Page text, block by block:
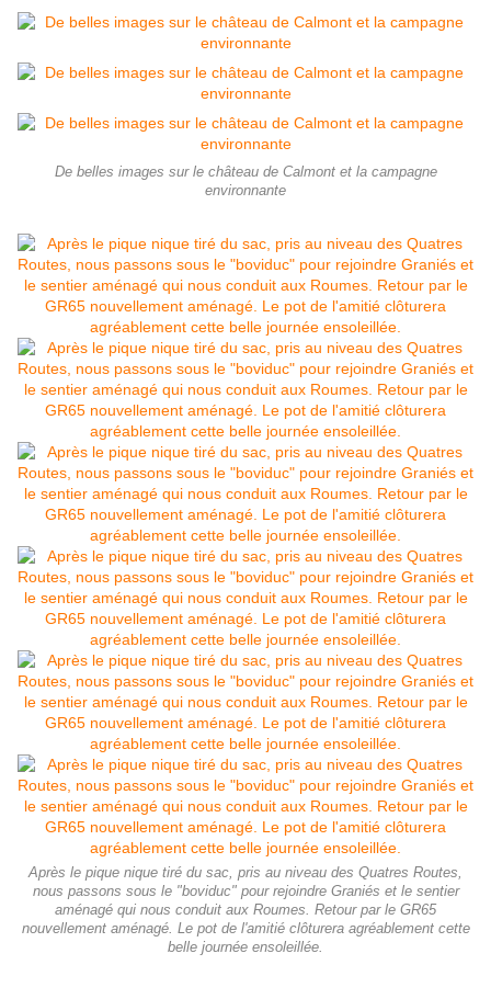
De belles images sur le château de Calmont et la campagne
environnante
Après le pique nique tiré du sac, pris au niveau des Quatres Routes,
nous passons sous le "boviduc" pour rejoindre Graniés et le sentier
aménagé qui nous conduit aux Roumes. Retour par le GR65
nouvellement aménagé. Le pot de l'amitié clôturera agréablement cette
belle journée ensoleillée.